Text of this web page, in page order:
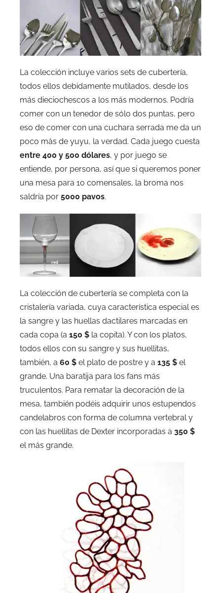
La colección incluye varios sets de cubertería,
todos ellos debidamente mutilados, desde los
más dieciochescos a los más modernos. Podría
comer con un tenedor de sólo dos puntas, pero
eso de comer con una cuchara serrada me da un
poco más de yuyu, la verdad. Cada juego cuesta
entre 400 y 500 dólares, y por juego se
entiende, por persona, así que si queremos poner
una mesa para 10 comensales, la broma nos
saldría por 5000 pavos.
La colección de cubertería se completa con la
cristalería variada, cuya característica especial es
la sangre y las huellas dactilares marcadas en
cada copa (a 150 $ la copita). Y con los platos,
todos ellos con su sangre y sus huellitas,
también, a 60 $ el plato de postre y a 135 $ el
grande. Una baratija para los fans más
truculentos. Para rematar la decoración de la
mesa, también podéis adquirir unos estupendos
candelabros con forma de columna vertebral y
con las huellitas de Dexter incorporadas a 350 $
el más grande.